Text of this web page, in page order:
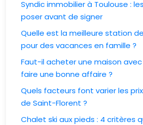
Syndic immobilier à Toulouse :
poser avant de signer
Quelle est la meilleure station
pour des vacances en famille ?
Faut-il acheter une maison
faire une bonne affaire ?
Quels facteurs font varier les
de Saint-Florent ?
Chalet ski aux pieds : 4 critères